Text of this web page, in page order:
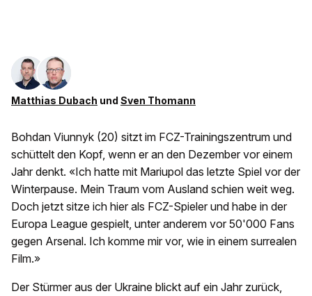
Matthias Dubach und Sven Thomann
Bohdan Viunnyk (20) sitzt im FCZ-Trainingszentrum und
schüttelt den Kopf, wenn er an den Dezember vor einem
Jahr denkt. «Ich hatte mit Mariupol das letzte Spiel vor der
Winterpause. Mein Traum vom Ausland schien weit weg.
Doch jetzt sitze ich hier als FCZ-Spieler und habe in der
Europa League gespielt, unter anderem vor 50'000 Fans
gegen Arsenal. Ich komme mir vor, wie in einem surrealen
Film.»
Der Stürmer aus der Ukraine blickt auf ein Jahr zurück,